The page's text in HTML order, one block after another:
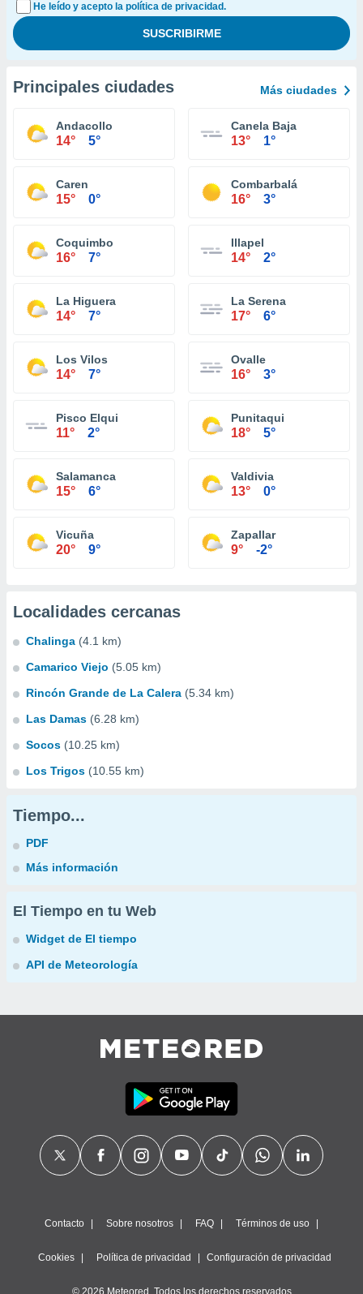
He leído y acepto la política de privacidad.
Principales ciudades Más ciudades
Andacollo
14° 5°
Canela Baja
13° 1°
Caren
15° 0°
Combarbalá
16° 3°
Coquimbo
16° 7°
Illapel
14° 2°
La Higuera
14° 7°
La Serena
17° 6°
Los Vilos
14° 7°
Ovalle
16° 3°
Pisco Elqui
11° 2°
Punitaqui
18° 5°
Salamanca
15° 6°
Valdivia
13° 0°
Vicuña
20° 9°
Zapallar
9° -2°
Localidades cercanas
Chalinga (4.1 km)
Camarico Viejo (5.05 km)
Rincón Grande de La Calera (5.34 km)
Las Damas (6.28 km)
Socos (10.25 km)
Los Trigos (10.55 km)
Tiempo...
PDF
Más información
El Tiempo en tu Web
Widget de El tiempo
API de Meteorología
Contacto Sobre nosotros FAQ Términos de uso
Cookies Política de privacidad Configuración de privacidad
© 2026 Meteored. Todos los derechos reservados